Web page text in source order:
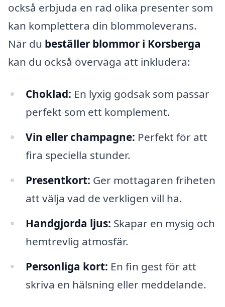
också erbjuda en rad olika presenter som
kan komplettera din blommoleverans.
När du beställer blommor i Korsberga
kan du också överväga att inkludera:
Choklad: En lyxig godsak som passar
perfekt som ett komplement.
Vin eller champagne: Perfekt för att
fira speciella stunder.
Presentkort: Ger mottagaren friheten
att välja vad de verkligen vill ha.
Handgjorda ljus: Skapar en mysig och
hemtrevlig atmosfär.
Personliga kort: En fin gest för att
skriva en hälsning eller meddelande.